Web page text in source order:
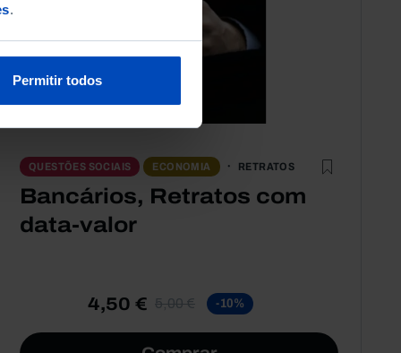
.
Permitir todos
QUESTÕES SOCIAIS ECONOMIA RETRATOS
Bancários, Retratos com
data-valor
4,50 € 5,00 € -10%